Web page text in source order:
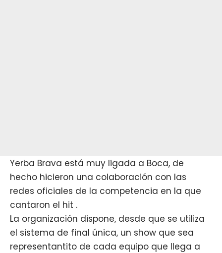
Yerba Brava está muy ligada a Boca, de
hecho hicieron una colaboración con las
redes oficiales de la competencia en la que
cantaron el hit .
La organización dispone, desde que se utiliza
el sistema de final única, un show que sea
representantito de cada equipo que llega a